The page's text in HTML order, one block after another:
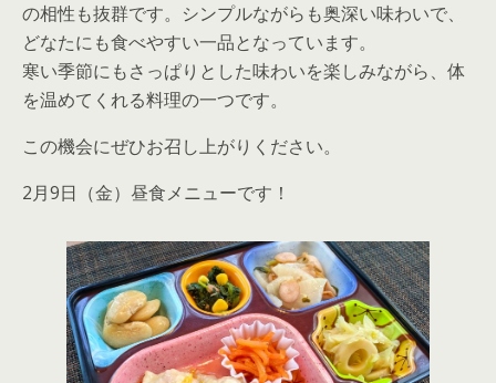
の相性も抜群です。シンプルながらも奥深い味わいで、
どなたにも食べやすい一品となっています。
寒い季節にもさっぱりとした味わいを楽しみながら、体
を温めてくれる料理の一つです。
この機会にぜひお召し上がりください。
2月9日（金）昼食メニューです！